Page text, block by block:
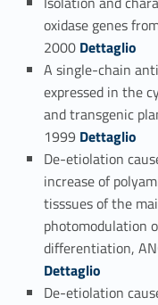
oxidase genes
2000 Link identifier #identifier_person_52664-55
Dettaglio
A single-chain
expressed in the
and transgenic
1999 Link identifier #identifier_person_58445-56
Dettaglio
De-etiolation
increase of
tisssues of the
photomodulation
differentiation,
Dettaglio
De-etiolation